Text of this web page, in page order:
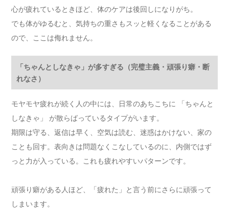
心が疲れているときほど、体のケアは後回しになりがち。
でも体がゆるむと、気持ちの重さもスッと軽くなることがある
ので、ここは侮れません。
「ちゃんとしなきゃ」が多すぎる（完璧主義・頑張り癖・断
れなさ）
モヤモヤ疲れが続く人の中には、日常のあちこちに 「ちゃんと
しなきゃ」 が散らばっているタイプがいます。
期限は守る、返信は早く、空気は読む、迷惑はかけない、家の
ことも回す。表向きは問題なくこなしているのに、内側ではず
っと力が入っている。これも疲れやすいパターンです。
頑張り癖がある人ほど、「疲れた」と言う前にさらに頑張って
しまいます。